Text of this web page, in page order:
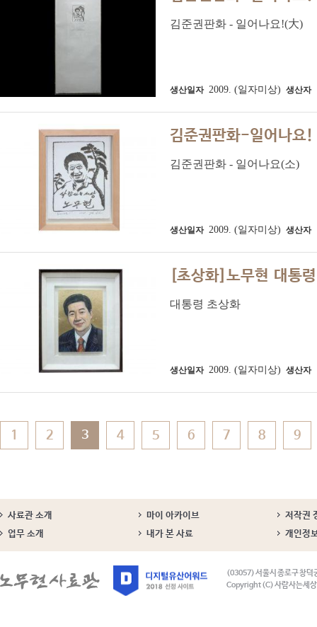
김준권판화 - 일어나요!(大)
생산일자 2009. (일자미상) 생산자
김준권판화-일어나요
김준권판화 - 일어나요(소)
생산일자 2009. (일자미상) 생산자
[초상화]노무현 대통
대통령 초상화
생산일자 2009. (일자미상) 생산자
1 2 3 4 5 6 7 8 9
사료관 소개 마이 아카이브
저작권
업무 소개
내가 본 사료 개인정
(03057) 서울시 종로구 창덕
Copyright (C) 사람사는세